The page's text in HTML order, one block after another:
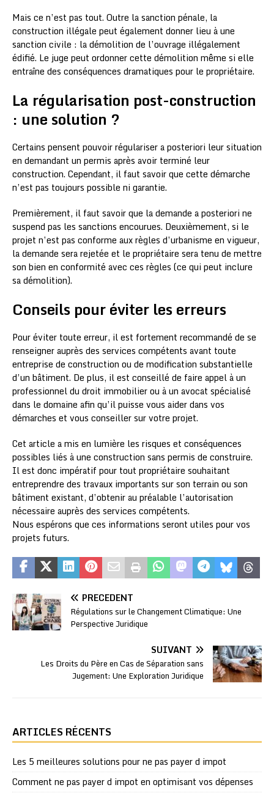
Mais ce n’est pas tout. Outre la sanction pénale, la
construction illégale peut également donner lieu à une
sanction civile : la démolition de l’ouvrage illégalement
édifié. Le juge peut ordonner cette démolition même si elle
entraîne des conséquences dramatiques pour le propriétaire.
La régularisation post-construction
: une solution ?
Certains pensent pouvoir régulariser a posteriori leur situation
en demandant un permis après avoir terminé leur
construction. Cependant, il faut savoir que cette démarche
n’est pas toujours possible ni garantie.
Premièrement, il faut savoir que la demande a posteriori ne
suspend pas les sanctions encourues. Deuxièmement, si le
projet n’est pas conforme aux règles d’urbanisme en vigueur,
la demande sera rejetée et le propriétaire sera tenu de mettre
son bien en conformité avec ces règles (ce qui peut inclure
sa démolition).
Conseils pour éviter les erreurs
Pour éviter toute erreur, il est fortement recommandé de se
renseigner auprès des services compétents avant toute
entreprise de construction ou de modification substantielle
d’un bâtiment. De plus, il est conseillé de faire appel à un
professionnel du droit immobilier ou à un avocat spécialisé
dans le domaine afin qu’il puisse vous aider dans vos
démarches et vous conseiller sur votre projet.
Cet article a mis en lumière les risques et conséquences
possibles liés à une construction sans permis de construire.
Il est donc impératif pour tout propriétaire souhaitant
entreprendre des travaux importants sur son terrain ou son
bâtiment existant, d’obtenir au préalable l’autorisation
nécessaire auprès des services compétents.
Nous espérons que ces informations seront utiles pour vos
projets futurs.
PRÉCÉDENT
Régulations sur le Changement Climatique: Une
Perspective Juridique
SUIVANT
Les Droits du Père en Cas de Séparation sans
Jugement: Une Exploration Juridique
ARTICLES RÉCENTS
Les 5 meilleures solutions pour ne pas payer d impot
Comment ne pas payer d impot en optimisant vos dépenses